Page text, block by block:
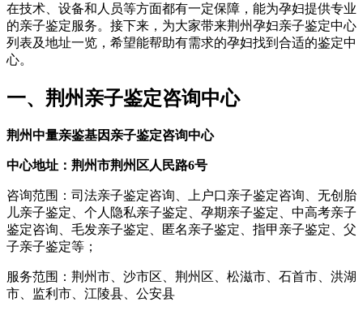
在技术、设备和人员等方面都有一定保障，能为孕妇提供专业
的亲子鉴定服务。接下来，为大家带来荆州孕妇亲子鉴定中心
列表及地址一览，希望能帮助有需求的孕妇找到合适的鉴定中
心。
一、荆州亲子鉴定咨询中心
荆州中量亲鉴基因亲子鉴定咨询中心
中心地址：荆州市荆州区人民路6号
咨询范围：司法亲子鉴定咨询、上户口亲子鉴定咨询、无创胎
儿亲子鉴定、个人隐私亲子鉴定、孕期亲子鉴定、中高考亲子
鉴定咨询、毛发亲子鉴定、匿名亲子鉴定、指甲亲子鉴定、父
子亲子鉴定等；
服务范围：荆州市、沙市区、荆州区、松滋市、石首市、洪湖
市、监利市、江陵县、公安县